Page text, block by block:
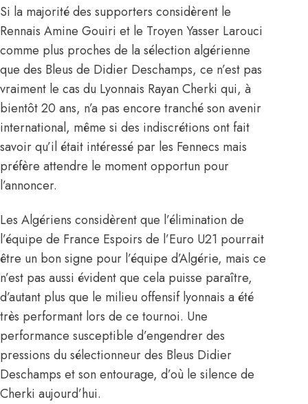
Si la majorité des supporters considèrent le
Rennais Amine Gouiri et le Troyen Yasser Larouci
comme plus proches de la sélection algérienne
que des Bleus de Didier Deschamps, ce n’est pas
vraiment le cas du Lyonnais Rayan Cherki qui, à
bientôt 20 ans, n’a pas encore tranché son avenir
international, même si des indiscrétions ont fait
savoir qu’il était intéressé par les Fennecs mais
préfère attendre le moment opportun pour
l’annoncer.
Les Algériens considèrent que l’élimination de
l’équipe de France Espoirs de l’Euro U21 pourrait
être un bon signe pour l’équipe d’Algérie, mais ce
n’est pas aussi évident que cela puisse paraître,
d’autant plus que le milieu offensif lyonnais a été
très performant lors de ce tournoi. Une
performance susceptible d’engendrer des
pressions du sélectionneur des Bleus Didier
Deschamps et son entourage, d’où le silence de
Cherki aujourd’hui.